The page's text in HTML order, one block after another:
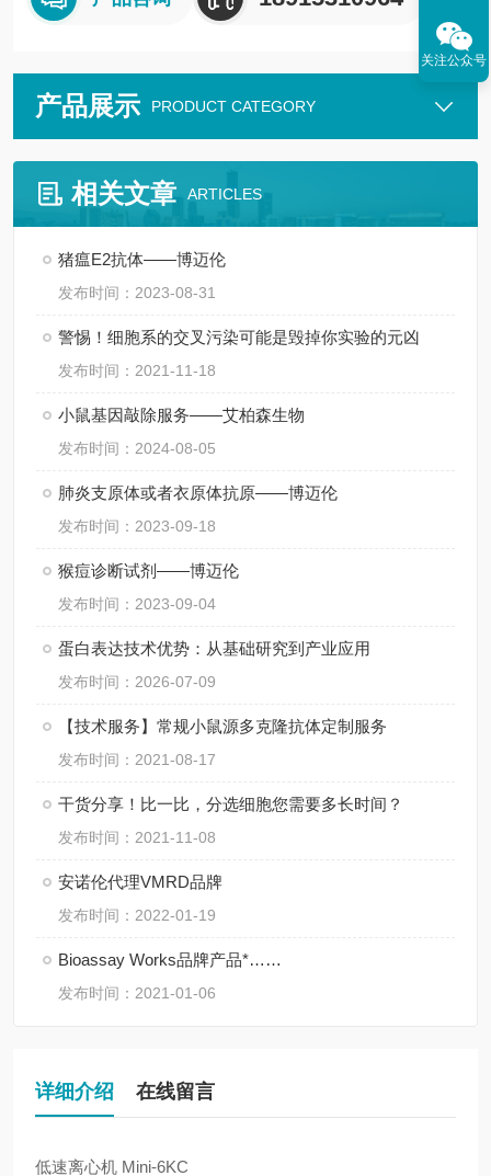
产品展示 PRODUCT CATEGORY
相关文章 ARTICLES
猪瘟E2抗体——博迈伦
发布时间：2023-08-31
警惕！细胞系的交叉污染可能是毁掉你实验的元凶
发布时间：2021-11-18
小鼠基因敲除服务——艾柏森生物
发布时间：2024-08-05
肺炎支原体或者衣原体抗原——博迈伦
发布时间：2023-09-18
猴痘诊断试剂——博迈伦
发布时间：2023-09-04
蛋白表达技术优势：从基础研究到产业应用
发布时间：2026-07-09
【技术服务】常规小鼠源多克隆抗体定制服务
发布时间：2021-08-17
干货分享！比一比，分选细胞您需要多长时间？
发布时间：2021-11-08
安诺伦代理VMRD品牌
发布时间：2022-01-19
Bioassay Works品牌产品*……
发布时间：2021-01-06
详细介绍 在线留言
低速离心机 Mini-6KC
关注公众号